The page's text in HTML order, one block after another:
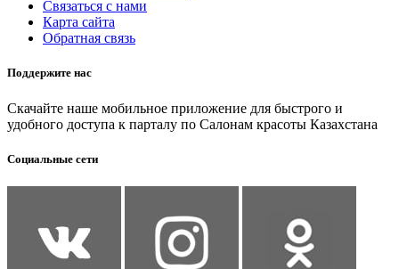
Связаться с нами
Карта сайта
Обратная связь
Поддержите нас
Скачайте наше мобильное приложение для быстрого и
удобного доступа к парталу по Салонам красоты Казахстана
Социальные сети